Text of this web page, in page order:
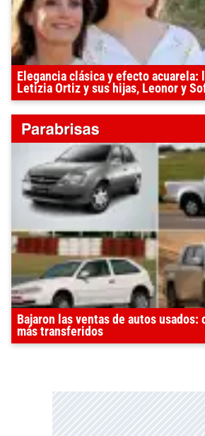
Elegancia clásica y efecto acuarela:
Letizia Ortiz y sus hijas, Leonor y
Bajaron las ventas de autos
más transferidos